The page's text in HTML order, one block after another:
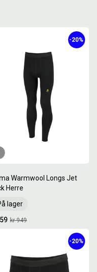
Warmwool Longs Jet
Herre
lager
-20%
kr 949
-20%